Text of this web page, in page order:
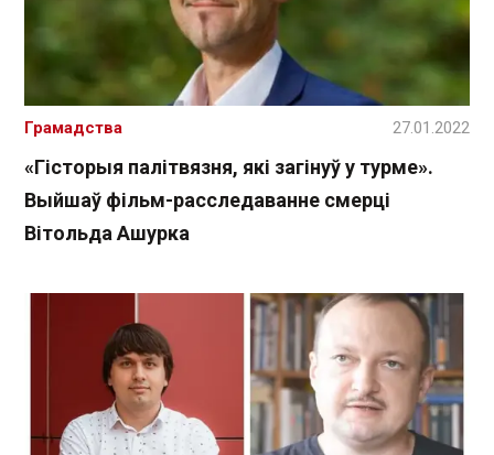
«Гісторыя палітвязня, які загінуў у турме».
Выйшаў фільм-расследаванне смерці
Вітольда Ашурка
Грамадства 27.01.2022